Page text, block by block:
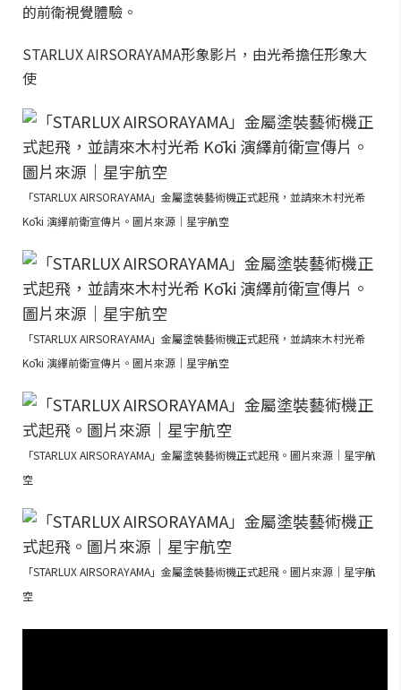
的前衛視覺體驗。
STARLUX AIRSORAYAMA形象影片，由光希擔任形象大
使
「STARLUX AIRSORAYAMA」金屬塗裝藝術機正式起飛，並請來木村光希
Kōki 演繹前衛宣傳片。圖片來源｜星宇航空
「STARLUX AIRSORAYAMA」金屬塗裝藝術機正式起飛，並請來木村光希
Kōki 演繹前衛宣傳片。圖片來源｜星宇航空
「STARLUX AIRSORAYAMA」金屬塗裝藝術機正式起飛。圖片來源｜星宇航
空
「STARLUX AIRSORAYAMA」金屬塗裝藝術機正式起飛。圖片來源｜星宇航
空